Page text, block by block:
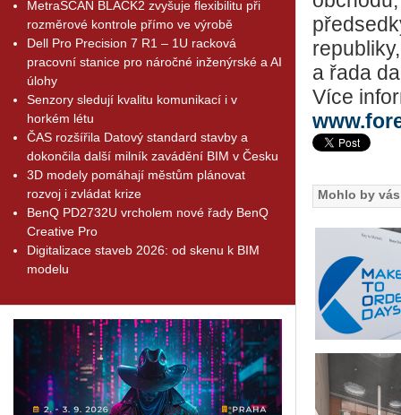
MetraSCAN BLACK2 zvyšuje flexibilitu při
rozměrové kontrole přímo ve výrobě
Dell Pro Precision 7 R1 – 1U racková
pracovní stanice pro náročné inženýrské a AI
úlohy
Senzory sledují kvalitu komunikací i v
horkém létu
ČAS rozšířila Datový standard stavby a
dokončila další milník zavádění BIM v Česku
3D modely pomáhají městům plánovat
rozvoj i zvládat krize
BenQ PD2732U vrcholem nové řady BenQ
Creative Pro
Digitalizace staveb 2026: od skenu k BIM
modelu
a řada
Více
Mohlo by